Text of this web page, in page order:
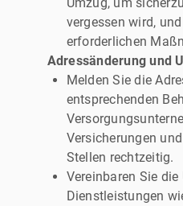
vergessen wird,
erforderlichen
Adressänderung und
Melden Sie die
entsprechenden
Versicherungen
Stellen rechtzeitig.
Vereinbaren Sie
Dienstleistungen